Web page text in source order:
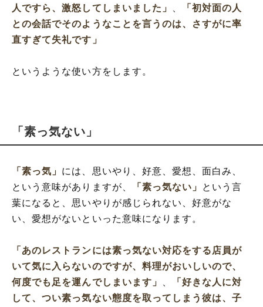
人ですら、激怒してしまいました」
「初対面の人
との会話でそのようなことを言うのは、さすがに率
直すぎて失礼です」
というような使い方をします。
「素っ気ない」
「素っ気」 には、思いやり、好意、愛想、面白み、
という意味がありますが、
「素っ気ない」
という言
葉になると、思いやりが感じられない、好意がな
い、愛想がないといった意味になります。
「あのレストランには素っ気ない対応をする店員が
いて気に入らないのですが、料理がおいしいので、
何度でも足を運んでしまいます」
「好きな人に対
して、つい素っ気ない態度を取ってしまう彼は、子